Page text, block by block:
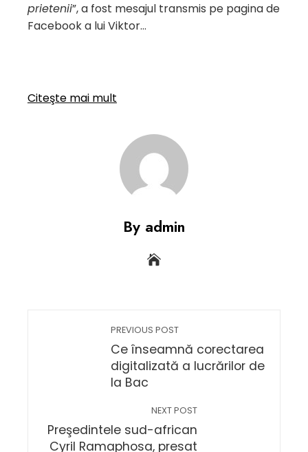
prietenii”, a fost mesajul transmis pe pagina de
Facebook a lui Viktor…
Citeşte mai mult
By admin
PREVIOUS POST
Ce înseamnă corectarea
digitalizată a lucrărilor de
la Bac
NEXT POST
Preşedintele sud-african
Cyril Ramaphosa, presat